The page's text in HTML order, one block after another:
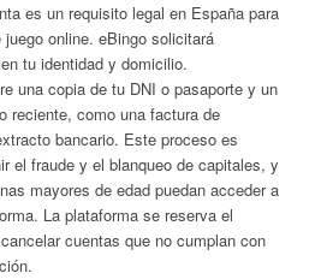
es un requisito legal en España para
online. eBingo solicitará
tu identidad y domicilio.
una copia de tu DNI o pasaporte y un
reciente, como una factura de
bancario. Este proceso es
el fraude y el blanqueo de capitales, y
mayores de edad puedan acceder a
La plataforma se reserva el
cuentas que no cumplan con